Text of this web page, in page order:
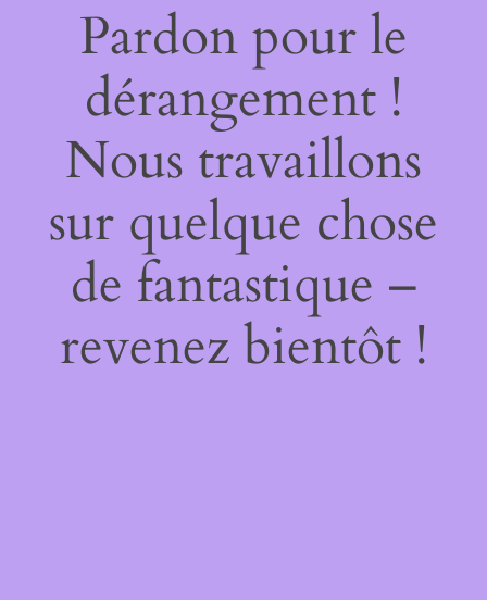
Pardon pour le
dérangement !
Nous travaillons
sur quelque chose
de fantastique –
revenez bientôt !